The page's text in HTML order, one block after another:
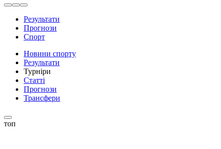
Результати
Прогнози
Спорт
Новини спорту
Результати
Турніри
Статті
Прогнози
Трансфери
топ